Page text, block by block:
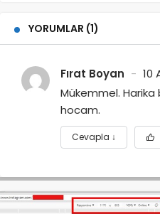
YORUMLAR (1)
Fırat Boyan
10
Mükemmel. Harika
hocam.
Cevapla ↓